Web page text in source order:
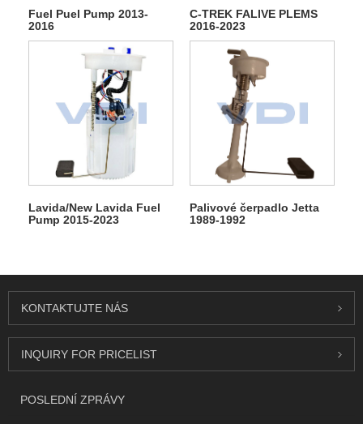
Fuel Puel Pump 2013-
2016
C-TREK FALIVE PLEMS
2016-2023
Lavida/New Lavida Fuel
Pump 2015-2023
Palivové čerpadlo Jetta
1989-1992
KONTAKTUJTE NÁS
INQUIRY FOR PRICELIST
POSLEDNÍ ZPRÁVY